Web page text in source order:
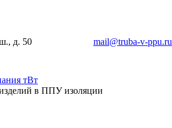
ш., д. 50 mail@truba-v-ppu.ru
в ППУ изоляции